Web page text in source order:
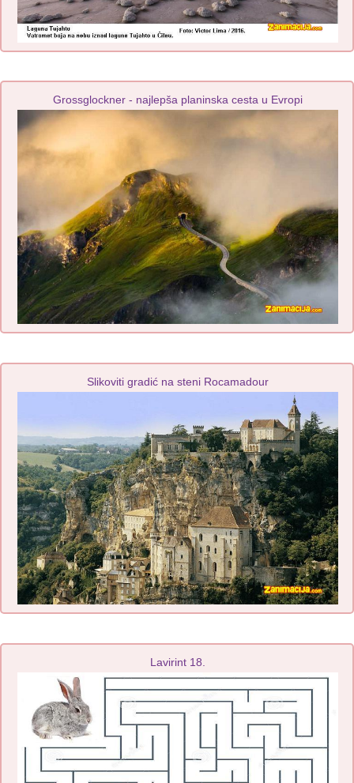
Grossglockner - najlepša planinska cesta u Evropi
Slikoviti gradić na steni Rocamadour
Lavirint 18.